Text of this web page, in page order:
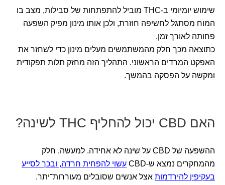
שימוש יומיומי ב-THC מוביל להתפתחות של סבילות, מצב בו
המוח מסתגל לחשיפה חוזרת, ולכן אותו מינון מפיק השפעה
פחותה לאורך זמן.
כתוצאה מכך חלק מהמשתמשים מעלים מינון כדי לשחזר את
האפקט המרדים הראשוני. התהליך הזה מחזק תלות תפקודית
ומקשה על הפסקה בהמשך.
האם CBD יכול להחליף THC לשינה?
ההשפעה של CBD על שינה לא אחידה. למעשה, חלק
מהמחקרים נמצא ש-CBD
עשוי להפחית חרדה, ובכך לסייע
בעקיפין להירדמות אצל אנשים שסובלים מעוררות־יתר.